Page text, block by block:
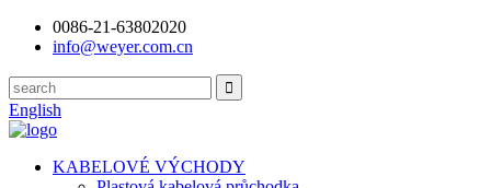
0086-21-63802020
info@weyer.com.cn
English
KABELOVÉ VÝCHODY